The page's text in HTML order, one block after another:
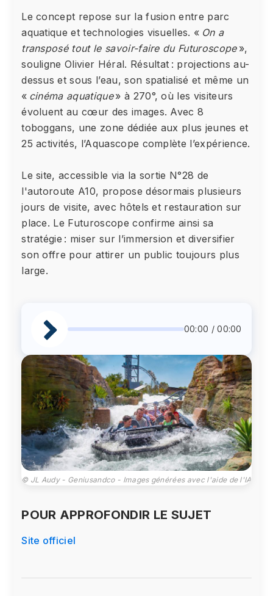
Le concept repose sur la fusion entre parc
aquatique et technologies visuelles. « On a
transposé tout le savoir-faire du Futuroscope»,
souligne Olivier Héral. Résultat : projections au-
dessus et sous l’eau, son spatialisé et même un
« cinéma aquatique» à 270°, où les visiteurs
évoluent au cœur des images. Avec 8
toboggans, une zone dédiée aux plus jeunes et
25 activités, l’Aquascope complète l’expérience.
Le site, accessible via la sortie N°28 de
l'autoroute A10, propose désormais plusieurs
jours de visite, avec hôtels et restauration sur
place. Le Futuroscope confirme ainsi sa
stratégie : miser sur l’immersion et diversifier
son offre pour attirer un public toujours plus
large.
00:00 / 00:00
© JL Audy - Geniusandco - Images générées avec l'aide de l'IA
POUR APPROFONDIR LE SUJET
Site officiel